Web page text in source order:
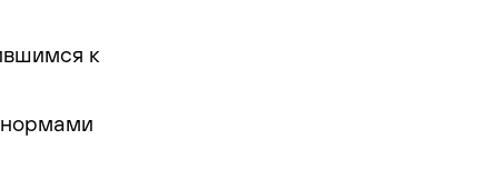
к
нормами